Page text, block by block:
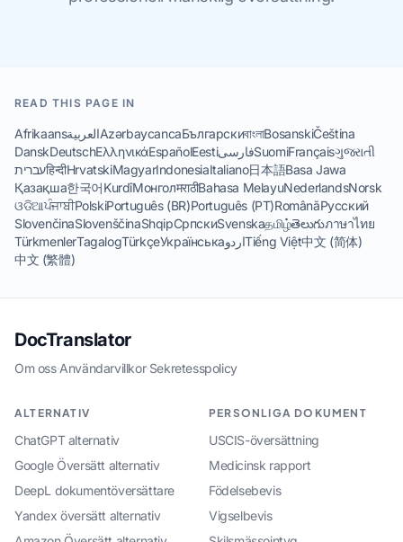
READ THIS PAGE IN
AfrikaansالعربيةAzərbaycancaБългарскиবাংলাBosanskiČeština
DanskDeutschΕλληνικάEspañolEestiفارسیSuomiFrançaisગુજરાતી
עבריתहिन्दीHrvatskiMagyarIndonesiaItaliano日本語Basa Jawa
Қазақша한국어KurdîМонголमराठीBahasa MelayuNederlandsNorsk
ଓଡିଆਪੰਜਾਬੀPolskiPortuguês (BR)Português (PT)RomânăРусский
SlovenčinaSlovenščinaShqipСрпскиSvenskaதமிழ்తెలుగుภาษาไทย
TürkmenlerTagalogTürkçeУкраїнськаاردوTiếng Việt中文 (简体)
中文 (繁體)
DocTranslator
Om oss·Användarvillkor·Sekretesspolicy
ALTERNATIV
ChatGPT alternativ
Google Översätt alternativ
DeepL dokumentöversättare
Yandex översätt alternativ
PERSONLIGA DOKUMENT
USCIS-översättning
Medicinsk rapport
Födelsebevis
Vigselbevis